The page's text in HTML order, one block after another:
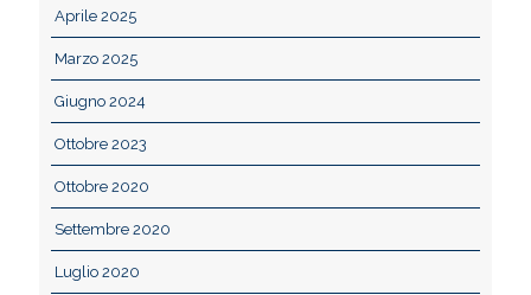
Aprile 2025
Marzo 2025
Giugno 2024
Ottobre 2023
Ottobre 2020
Settembre 2020
Luglio 2020